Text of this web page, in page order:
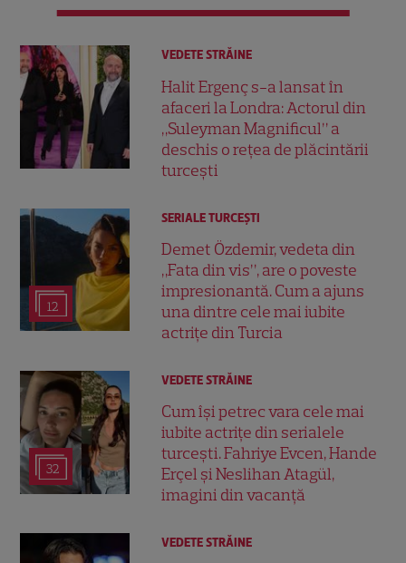
VEDETE STRĂINE
Halit Ergenç s-a lansat în
afaceri la Londra: Actorul din
„Suleyman Magnificul” a
deschis o rețea de plăcintării
turcești
12
SERIALE TURCEŞTI
Demet Özdemir, vedeta din
„Fata din vis”, are o poveste
impresionantă. Cum a ajuns
una dintre cele mai iubite
actrițe din Turcia
32
VEDETE STRĂINE
Cum își petrec vara cele mai
iubite actrițe din serialele
turcești. Fahriye Evcen, Hande
Erçel și Neslihan Atagül,
imagini din vacanță
VEDETE STRĂINE